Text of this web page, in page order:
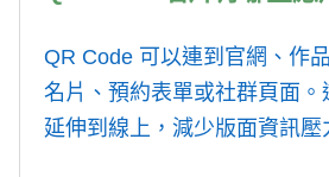
QR Code 可以連到官網、作
名片、預約表單或社群頁面。
延伸到線上，減少版面資訊壓